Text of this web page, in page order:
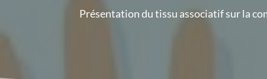
Présentation du tissu associatif sur la